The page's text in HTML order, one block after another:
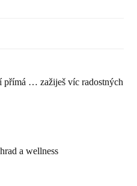
přímá … zažiješ víc radostných
a wellness